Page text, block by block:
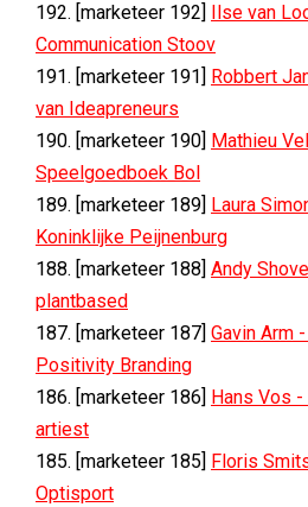
192. [marketeer 192]
Ilse van
Communication Stoov
191. [marketeer 191]
Robbert
van Ideapreneurs
190. [marketeer 190] Mathieu
Speelgoedboek Bol
189. [marketeer 189] Laura
Koninklijke Peijnenburg
188. [marketeer 188] Andy
plantbased
187. [marketeer 187] Gavin Arm
Positivity Branding
186. [marketeer 186]
Hans Vos
artiest
185. [marketeer 185]
Floris
Optisport